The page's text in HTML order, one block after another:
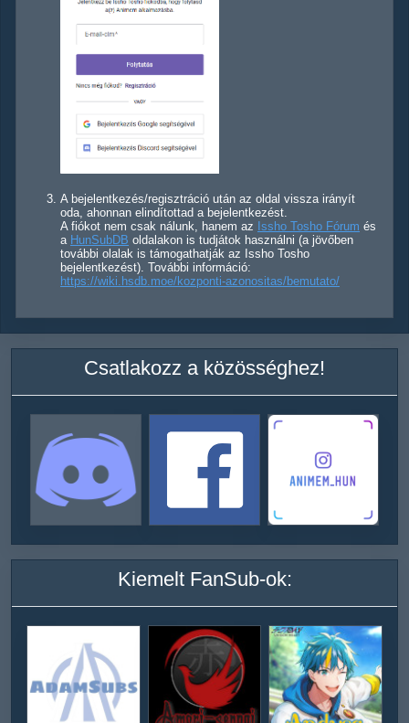
A bejelentkezés/regisztráció után az oldal vissza irányít
oda, ahonnan elindítottad a bejelentkezést.
A fiókot nem csak nálunk, hanem az Issho Tosho Fórum és
a HunSubDB oldalakon is tudjátok használni (a jövőben
további olalak is támogathatják az Issho Tosho
bejelentkezést). További információ:
https://wiki.hsdb.moe/kozponti-azonositas/bemutato/
Csatlakozz a közösséghez!
Kiemelt FanSub-ok: